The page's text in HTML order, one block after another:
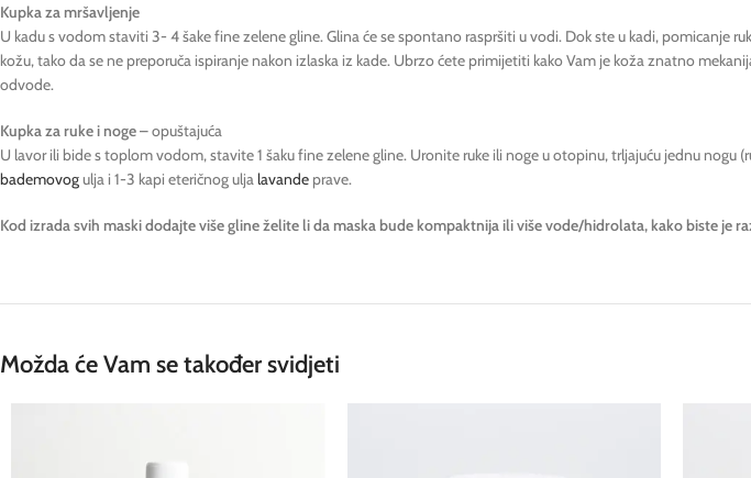
Kupka za mršavljenje
U kadu s vodom staviti 3- 4 šake fine zelene gline. Glina će se spontano raspršiti u vodi. Dok ste u kadi, pomicanje
kožu, tako da se ne preporuča ispiranje nakon izlaska iz kade. Ubrzo ćete primijetiti kako Vam je koža znatno
odvode.
Kupka za ruke i noge– opuštajuća
U lavor ili bide s toplom vodom, stavite 1 šaku fine zelene gline. Uronite ruke ili noge u otopinu, trljajuću jednu
bademovogulja i 1-3 kapi eteričnog uljalavande prave.
Kod izrada svih maski dodajte više gline želite li da maska bude kompaktnija ili više vode/hidrolata, kako biste je
Možda će Vam se također svidjeti